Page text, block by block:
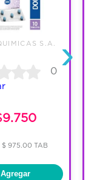
S.A.
0
$ 975.00 TAB
Agregar
›